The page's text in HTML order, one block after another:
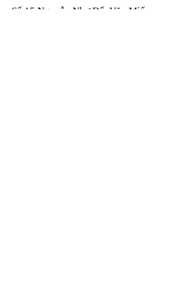
Số 15 Nguyễn Như Đổ, Văn Miếu​​​​